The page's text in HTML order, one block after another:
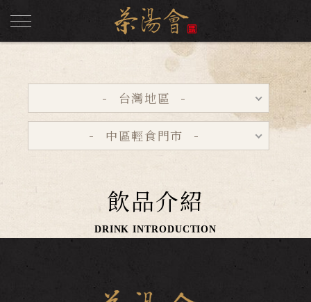
台灣地區
中區輕食門市
飲品介紹
DRINK INTRODUCTION